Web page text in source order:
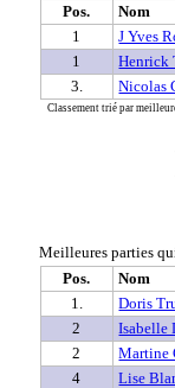
Pos.
Nom
1
J Yves
1
Henrick
3.
Nicolas
Classement trié par
Meilleures parties
Pos.
Nom
1.
Doris
2
Isabelle
2
Martine
4
Lise